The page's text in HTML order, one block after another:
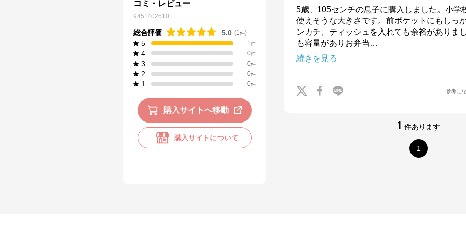
コミ・レビュー
94514025101
総合評価 5.0 (1 件)
5 1件
4 0件
3 0件
2 0件
1 0件
購入サイトへ移動
購入サイトについて
5歳、105センチの息子に購入しました。小学
使えそうな大きさです。前ポケットにもしっ
ンカチ、ティッシュを入れても余裕がありま
も容量がありお弁当 …
続きを見る
参考に
1 件あります
1